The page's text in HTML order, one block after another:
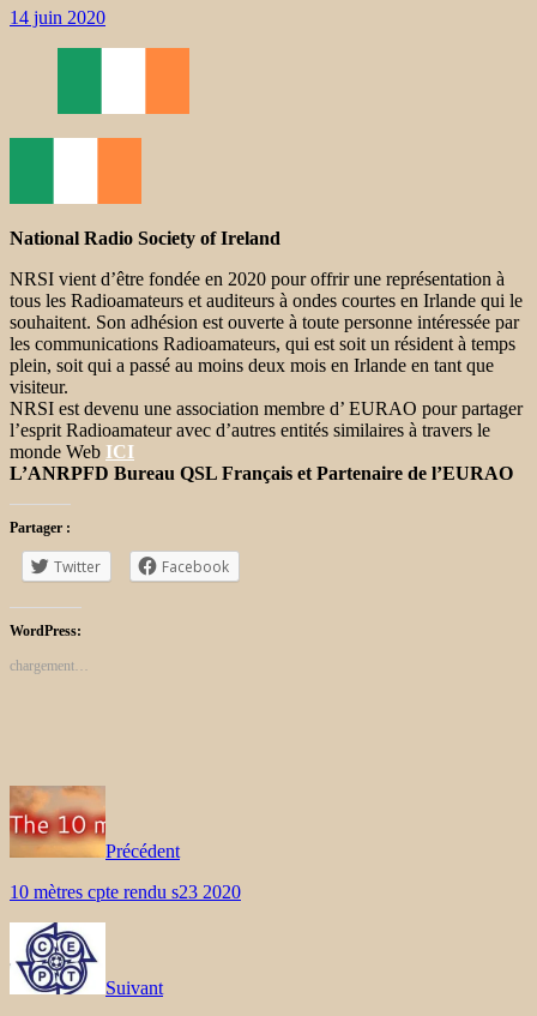
14 juin 2020
National Radio Society of Ireland
NRSI vient d’être fondée en 2020 pour offrir une représentation à
tous les Radioamateurs et auditeurs à ondes courtes en Irlande qui le
souhaitent. Son adhésion est ouverte à toute personne intéressée par
les communications Radioamateurs, qui est soit un résident à temps
plein, soit qui a passé au moins deux mois en Irlande en tant que
visiteur.
NRSI est devenu une association membre d’ EURAO pour partager
l’esprit Radioamateur avec d’autres entités similaires à travers le
monde Web ICI
L’ANRPFD Bureau QSL Français et Partenaire de l’EURAO
Partager :
Twitter Facebook
WordPress:
chargement…
Précédent
10 mètres cpte rendu s23 2020
Suivant